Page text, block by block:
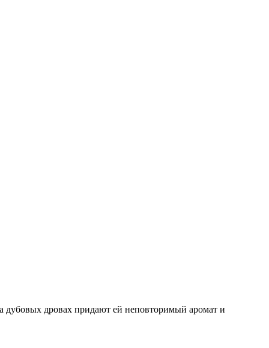
дубовых дровах придают ей неповторимый аромат и